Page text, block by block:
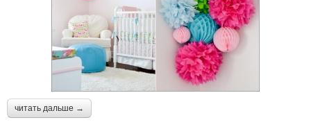
читать дальше →